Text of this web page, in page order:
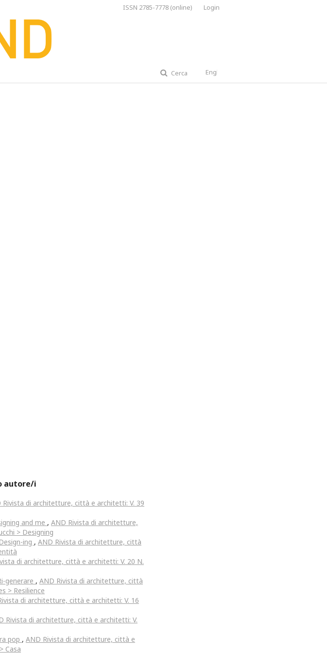
Cerca
ISSN 2785-7778 (online) Login
autore/i
Rivista di architetture, città e architetti: V. 39
and me , AND Rivista di architetture,
> Designing
ing , AND Rivista di architetture, città
di architetture, città e architetti: V. 20 N.
generare , AND Rivista di architetture, città
> Resilience
di architetture, città e architetti: V. 16
Rivista di architetture, città e architetti: V.
pop , AND Rivista di architetture, città e
Casa
English